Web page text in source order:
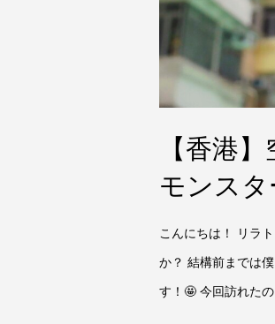
【香港
モンスタ
こんにちは！ リラ
か？ 結構前までは
す！🤩 今回訪れた